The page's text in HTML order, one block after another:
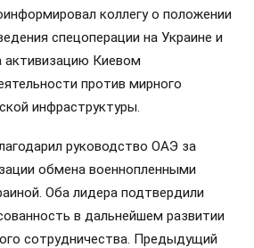
коллегу о положении
спецоперации на Украине и
активизацию Киевом
против мирного
инфраструктуры.
руководство ОАЭ за
обмена военнопленными
Оба лидера подтвердили
в дальнейшем развитии
сотрудничества. Предыдущий